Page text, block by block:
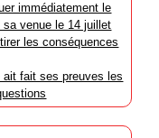
immédiatement le
sa venue le 14 juillet
les conséquences
ait fait ses preuves les